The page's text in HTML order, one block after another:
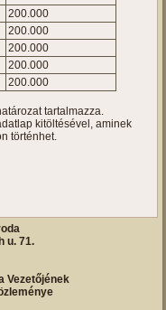
200.000
200.000
200.000
200.000
200.000
tartalmazza.
kitöltésével, aminek
történhet.
u. 71.
Vezetőjének